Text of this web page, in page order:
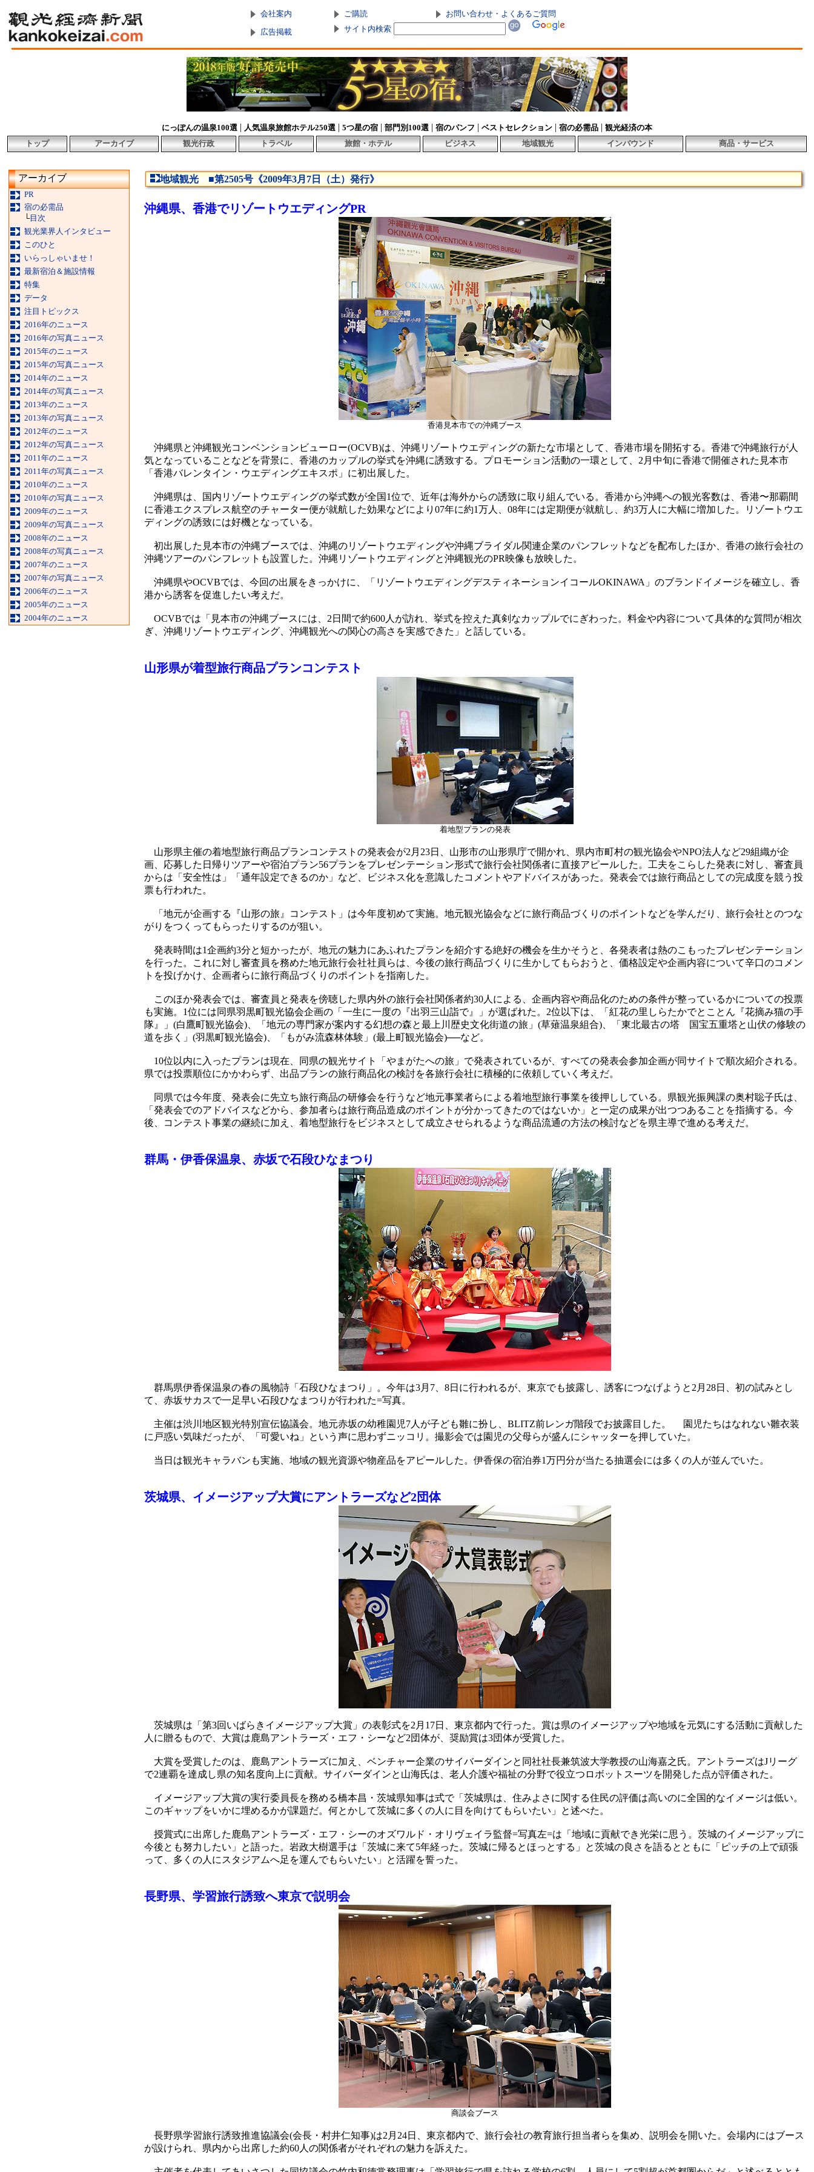
会社案内 ご購読
お問い合わせ・よくあるご質問
広告掲載
サイト内検索
にっぽんの温泉100選 | 人気温泉旅館ホテル250選 | 5つ星の宿 | 部門別100選 | 宿のパンフ | ベストセレクション | 宿の必需品 | 観光経済の本
トップ
アーカイブ 観光行政 トラベル 旅館・ホテル ビジネス 地域観光 インバウンド 商品・サービス
アーカイブ
PR
宿の必需品
└目次
観光業界人インタビュー
このひと
いらっしゃいませ！
最新宿泊＆施設情報
特集
データ
注目トピックス
2016年のニュース
2016年の写真ニュース
2015年のニュース
2015年の写真ニュース
2014年のニュース
2014年の写真ニュース
2013年のニュース
2013年の写真ニュース
2012年のニュース
2012年の写真ニュース
2011年のニュース
2011年の写真ニュース
2010年のニュース
2010年の写真ニュース
2009年のニュース
2009年の写真ニュース
2008年のニュース
2008年の写真ニュース
2007年のニュース
2007年の写真ニュース
2006年のニュース
2005年のニュース
2004年のニュース
地域観光 ■第2505号《2009年3月7日（土）発行》
沖縄県、香港でリゾートウエディングPR
香港見本市での沖縄ブース
沖縄県と沖縄観光コンベンションビューロー(OCVB)は、沖縄リゾートウエディングの新たな市場として、香港市場を開拓する。香港で沖縄旅行が人
気となっていることなどを背景に、香港のカップルの挙式を沖縄に誘致する。プロモーション活動の一環として、2月中旬に香港で開催された見本市
「香港バレンタイン・ウエディングエキスポ」に初出展した。
沖縄県は、国内リゾートウエディングの挙式数が全国1位で、近年は海外からの誘致に取り組んでいる。香港から沖縄への観光客数は、香港〜那覇間
に香港エクスプレス航空のチャーター便が就航した効果などにより07年に約1万人、08年には定期便が就航し、約3万人に大幅に増加した。リゾートウエ
ディングの誘致には好機となっている。
初出展した見本市の沖縄ブースでは、沖縄のリゾートウエディングや沖縄ブライダル関連企業のパンフレットなどを配布したほか、香港の旅行会社の
沖縄ツアーのパンフレットも設置した。沖縄リゾートウエディングと沖縄観光のPR映像も放映した。
沖縄県やOCVBでは、今回の出展をきっかけに、「リゾートウエディングデスティネーションイコールOKINAWA」のブランドイメージを確立し、香
港から誘客を促進したい考えだ。
OCVBでは「見本市の沖縄ブースには、2日間で約600人が訪れ、挙式を控えた真剣なカップルでにぎわった。料金や内容について具体的な質問が相次
ぎ、沖縄リゾートウエディング、沖縄観光への関心の高さを実感できた」と話している。
山形県が着型旅行商品プランコンテスト
着地型プランの発表
山形県主催の着地型旅行商品プランコンテストの発表会が2月23日、山形市の山形県庁で開かれ、県内市町村の観光協会やNPO法人など29組織が企
画、応募した日帰りツアーや宿泊プラン56プランをプレゼンテーション形式で旅行会社関係者に直接アピールした。工夫をこらした発表に対し、審査員
からは「安全性は」「通年設定できるのか」など、ビジネス化を意識したコメントやアドバイスがあった。発表会では旅行商品としての完成度を競う投
票も行われた。
「地元が企画する『山形の旅』コンテスト」は今年度初めて実施。地元観光協会などに旅行商品づくりのポイントなどを学んだり、旅行会社とのつな
がりをつくってもらったりするのが狙い。
発表時間は1企画約3分と短かったが、地元の魅力にあふれたプランを紹介する絶好の機会を生かそうと、各発表者は熱のこもったプレゼンテーション
を行った。これに対し審査員を務めた地元旅行会社社員らは、今後の旅行商品づくりに生かしてもらおうと、価格設定や企画内容について辛口のコメン
トを投げかけ、企画者らに旅行商品づくりのポイントを指南した。
このほか発表会では、審査員と発表を傍聴した県内外の旅行会社関係者約30人による、企画内容や商品化のための条件が整っているかについての投票
も実施。1位には同県羽黒町観光協会企画の「一生に一度の『出羽三山詣で』」が選ばれた。2位以下は、「紅花の里しらたかでとことん『花摘み猫の手
隊』」(白鷹町観光協会)、「地元の専門家が案内する幻想の森と最上川歴史文化街道の旅」(草薙温泉組合)、「東北最古の塔 国宝五重塔と山伏の修験の
道を歩く」(羽黒町観光協会)、「もがみ流森林体験」(最上町観光協会)──など。
10位以内に入ったプランは現在、同県の観光サイト「やまがたへの旅」で発表されているが、すべての発表会参加企画が同サイトで順次紹介される。
県では投票順位にかかわらず、出品プランの旅行商品化の検討を各旅行会社に積極的に依頼していく考えだ。
同県では今年度、発表会に先立ち旅行商品の研修会を行うなど地元事業者らによる着地型旅行事業を後押ししている。県観光振興課の奥村聡子氏は、
「発表会でのアドバイスなどから、参加者らは旅行商品造成のポイントが分かってきたのではないか」と一定の成果が出つつあることを指摘する。今
後、コンテスト事業の継続に加え、着地型旅行をビジネスとして成立させられるような商品流通の方法の検討などを県主導で進める考えだ。
群馬・伊香保温泉、赤坂で石段ひなまつり
群馬県伊香保温泉の春の風物詩「石段ひなまつり」。今年は3月7、8日に行われるが、東京でも披露し、誘客につなげようと2月28日、初の試みとし
て、赤坂サカスで一足早い石段ひなまつりが行われた=写真。
主催は渋川地区観光特別宣伝協議会。地元赤坂の幼稚園児7人が子ども雛に扮し、BLITZ前レンガ階段でお披露目した。 園児たちはなれない雛衣装
に戸惑い気味だったが、「可愛いね」という声に思わずニッコリ。撮影会では園児の父母らが盛んにシャッターを押していた。
当日は観光キャラバンも実施、地域の観光資源や物産品をアピールした。伊香保の宿泊券1万円分が当たる抽選会には多くの人が並んでいた。
茨城県、イメージアップ大賞にアントラーズなど2団体
茨城県は「第3回いばらきイメージアップ大賞」の表彰式を2月17日、東京都内で行った。賞は県のイメージアップや地域を元気にする活動に貢献した
人に贈るもので、大賞は鹿島アントラーズ・エフ・シーなど2団体が、奨励賞は3団体が受賞した。
大賞を受賞したのは、鹿島アントラーズに加え、ベンチャー企業のサイバーダインと同社社長兼筑波大学教授の山海嘉之氏。アントラーズはJリーグ
で2連覇を達成し県の知名度向上に貢献。サイバーダインと山海氏は、老人介護や福祉の分野で役立つロボットスーツを開発した点が評価された。
イメージアップ大賞の実行委員長を務める橋本昌・茨城県知事は式で「茨城県は、住みよさに関する住民の評価は高いのに全国的なイメージは低い。
このギャップをいかに埋めるかが課題だ。何とかして茨城に多くの人に目を向けてもらいたい」と述べた。
授賞式に出席した鹿島アントラーズ・エフ・シーのオズワルド・オリヴェイラ監督=写真左=は「地域に貢献でき光栄に思う。茨城のイメージアップに
今後とも努力したい」と語った。岩政大樹選手は「茨城に来て5年経った。茨城に帰るとほっとする」と茨城の良さを語るとともに「ピッチの上で頑張
って、多くの人にスタジアムへ足を運んでもらいたい」と活躍を誓った。
長野県、学習旅行誘致へ東京で説明会
商談会ブース
長野県学習旅行誘致推進協議会(会長・村井仁知事)は2月24日、東京都内で、旅行会社の教育旅行担当者らを集め、説明会を開いた。会場内にはブース
が設けられ、県内から出席した約60人の関係者がそれぞれの魅力を訴えた。